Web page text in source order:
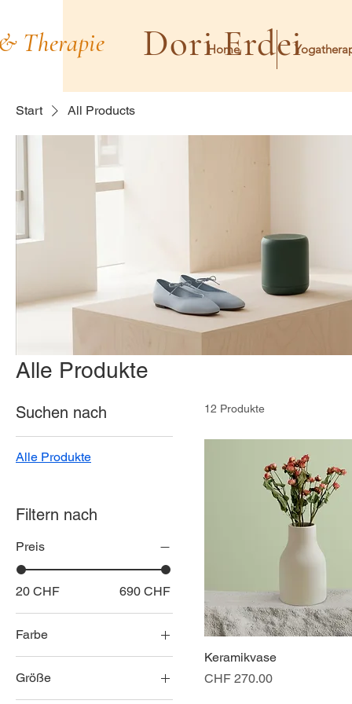
Dori Erdei
Therapie Home
Start All Products
Alle Produkte
Suchen nach
Alle Produkte
Filtern nach
Preis
20 CHF 690 CHF
Farbe
Größe
12 Produkte
Keramikvase
Preis
CHF 270.00